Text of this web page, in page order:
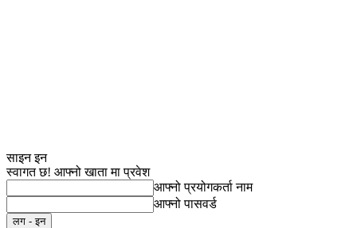
साइन इन
स्वागत छ! आफ्नो खाता मा प्रवेश
आफ्नो प्रयोगकर्ता नाम
आफ्नो पासवर्ड